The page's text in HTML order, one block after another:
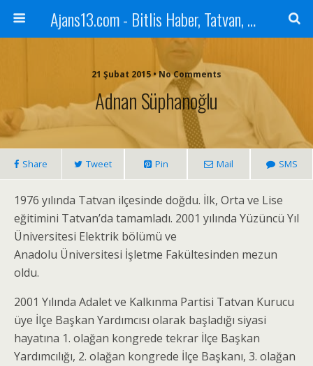
Ajans13.com - Bitlis Haber, Tatvan, Ahlat, Adilcevaz, Mutki, Hizan, Güroymak, Gazete, Ajans, 13, Haber
21 Şubat 2015 • No Comments
Adnan Süphanoğlu
Share Tweet Pin Mail SMS
1976 yılında Tatvan ilçesinde doğdu. İlk, Orta ve Lise
eğitimini Tatvan’da tamamladı. 2001 yılında Yüzüncü Yıl
Üniversitesi Elektrik bölümü ve
Anadolu Üniversitesi İşletme Fakültesinden mezun
oldu.
2001 Yılında Adalet ve Kalkınma Partisi Tatvan Kurucu
üye İlçe Başkan Yardımcısı olarak başladığı siyasi
hayatına 1. olağan kongrede tekrar İlçe Başkan
Yardımcılığı, 2. olağan kongrede İlçe Başkanı, 3. olağan